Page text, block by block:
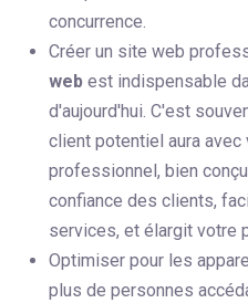
concurrence.
Créer un site web
web est indispensable
d'aujourd'hui. C'est
client potentiel aura
professionnel, bien
confiance des clients,
services, et élargit votre
Optimiser pour les
plus de personnes